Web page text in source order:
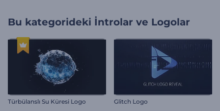
Bu kategorideki İntrolar ve Logolar
Türbülanslı Su Küresi Logo Glitch Logo